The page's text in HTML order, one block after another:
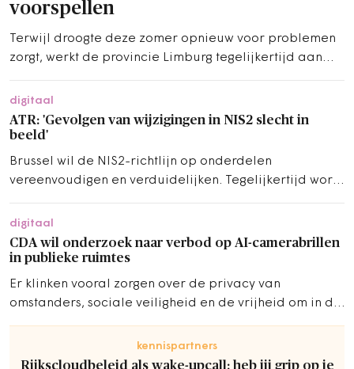
voorspellen
Terwijl droogte deze zomer opnieuw voor problemen
zorgt, werkt de provincie Limburg tegelijkertijd aan
een AI-model dat overstromingen in het stroomgebied
van de Selzerbeek moet helpen voorspellen.
digitaal
ATR: 'Gevolgen van wijzigingen in NIS2 slecht in
beeld'
Brussel wil de NIS2-richtlijn op onderdelen
vereenvoudigen en verduidelijken. Tegelijkertijd wordt
digitaal
CDA wil onderzoek naar verbod op AI-camerabrillen
in publieke ruimtes
Er klinken vooral zorgen over de privacy van
omstanders, sociale veiligheid en de vrijheid om in de
openbare ruimte te bewegen.
kennispartners
Rijkscloudbeleid als wake-upcall: heb jij grip op je